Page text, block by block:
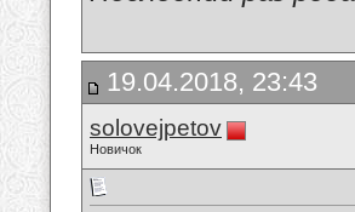
19.04.2018, 23:43
solovejpetov
Новичок